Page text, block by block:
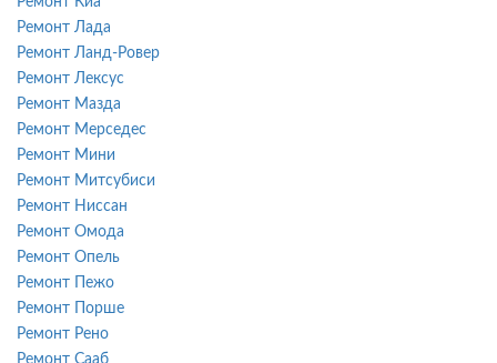
Ремонт Лада
Ремонт Ланд-Ровер
Ремонт Лексус
Ремонт Мазда
Ремонт Мерседес
Ремонт Мини
Ремонт Митсубиси
Ремонт Ниссан
Ремонт Омода
Ремонт Опель
Ремонт Пежо
Ремонт Порше
Ремонт Рено
Ремонт Сааб